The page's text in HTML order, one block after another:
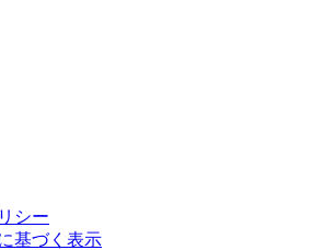
シー
基づく表示